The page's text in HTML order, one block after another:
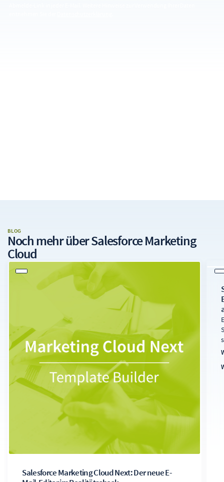
BLOG
Noch mehr überSalesforce Marketing
Cloud
Salesforce Marketing Cloud Next: Der neue E-